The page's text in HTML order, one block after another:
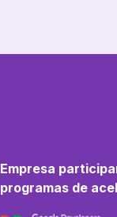
Empresa
programas de